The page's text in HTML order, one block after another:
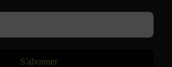
S'abonner